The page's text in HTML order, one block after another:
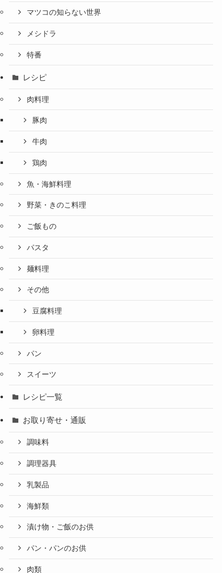
マツコの知らない世界
メシドラ
特番
レシピ
肉料理
豚肉
牛肉
鶏肉
魚・海鮮料理
野菜・きのこ料理
ご飯もの
パスタ
麺料理
その他
豆腐料理
卵料理
パン
スイーツ
レシピ一覧
お取り寄せ・通販
調味料
調理器具
乳製品
海鮮類
漬け物・ご飯のお供
パン・パンのお供
肉類